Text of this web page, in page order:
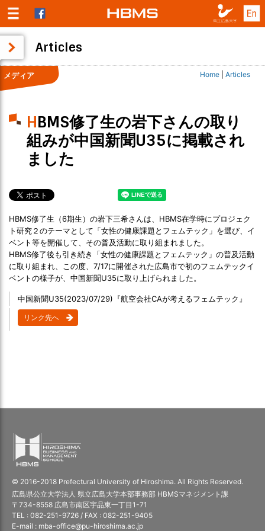
Articles
Home Articles
メディア
HBMS修了生の岩下さんの取り
組みが中国新聞U35に掲載され
ました
HBMS修了生（6期生）の岩下三希さんは、HBMS在学時にプロジェク
ト研究２のテーマとして「女性の健康課題とフェムテック」を選び、イ
ベント等を開催して、その普及活動に取り組まれました。
HBMS修了後も引き続き「女性の健康課題とフェムテック」の普及活動
に取り組まれ、この度、7/17に開催された広島市で初のフェムテックイ
ベントの様子が、中国新聞U35に取り上げられました。
中国新聞U35(2023/07/29)『航空会社CAが考えるフェムテック』
リンク先へ
© 2016-2018 Prefectural University of Hiroshima. All Rights Reserved.
広島県公立大学法人 県立広島大学本部事務部 HBMSマネジメント課
〒734-8558 広島市南区宇品東一丁目1-71
TEL : 082-251-9726 / FAX : 082-251-9405
E-mail : mba-office@pu-hiroshima.ac.jp